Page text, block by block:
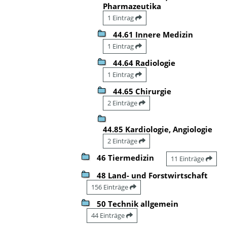
Pharmazeutika
1 Eintrag
44.61 Innere Medizin
1 Eintrag
44.64 Radiologie
1 Eintrag
44.65 Chirurgie
2 Einträge
44.85 Kardiologie, Angiologie
2 Einträge
46 Tiermedizin 11 Einträge
48 Land- und Forstwirtschaft
156 Einträge
50 Technik allgemein
44 Einträge